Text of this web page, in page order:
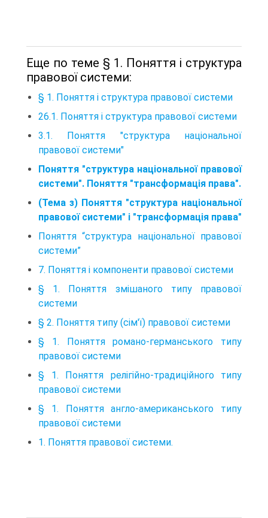
Еще по теме § 1. Поняття і структура
правової системи:
§ 1. Поняття і структура правової системи
26.1. Поняття і структура правової системи
3.1. Поняття "структура національної
правової системи"
Поняття "структура національної правової
системи". Поняття "трансформація права".
(Тема з) Поняття "структура національної
правової системи" і "трансформація права"
Поняття “структура національної правової
системи”
7. Поняття і компоненти правової системи
§ 1. Поняття змішаного типу правової
системи
§ 2. Поняття типу (сім'ї) правової системи
§ 1. Поняття романо-германського типу
правової системи
§ 1. Поняття релігійно-традиційного типу
правової системи
§ 1. Поняття англо-американського типу
правової системи
1. Поняття правової системи.